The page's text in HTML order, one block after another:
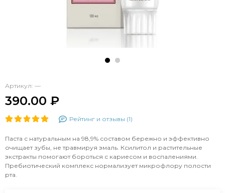
Артикул: —
390.00 ₽
Рейтинг и отзывы (1)
Паста с натуральным на 98,9% составом бережно и эффективно
очищает зубы, не травмируя эмаль. Ксилитол и растительные
экстракты помогают бороться с кариесом и воспалениями.
Пребиотический комплекс нормализует микрофлору полости
рта.